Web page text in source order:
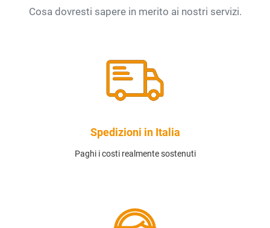
Cosa dovresti sapere in merito ai nostri servizi.
Spedizioni in Italia
Paghi i costi realmente sostenuti